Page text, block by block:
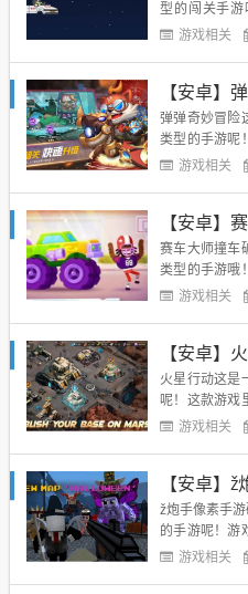
型的闯关手
哦，玩家们能
看看，超多
游戏带给我们
游戏相关
弹弹奇妙冒险
类型的手游呢
场景呢，并且
多的，都是
冒险体验哦，
游戏相关
赛车大师撞车
类型的手游哦
提供给玩家们
我们能够在
己的游戏冒险
游戏相关
【安卓】
火星行动这是
呢！这款游戏
们将会来到未
争呢，不断
队能够更好的
游戏相关
ž炮手像素手
的手游呢！游
在这里面使用
游戏相关